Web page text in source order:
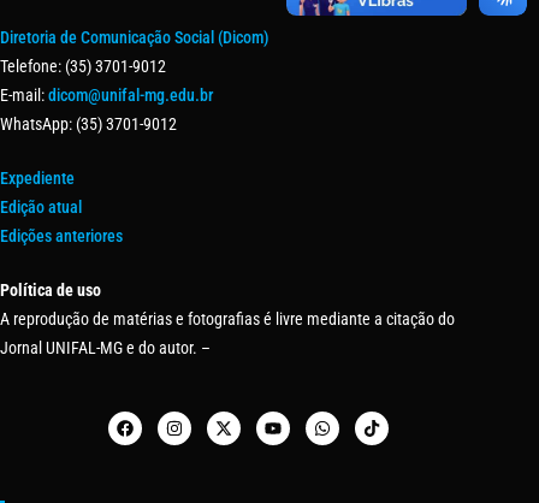
Diretoria de Comunicação Social (Dicom)
Telefone: (35) 3701-9012
E-mail:dicom@unifal-mg.edu.br
WhatsApp: (35) 3701-9012
Expediente
Edição atual
Edições anteriores
Política de uso
A reprodução de matérias e fotografias é livre mediante a citação do
Jornal UNIFAL-MG e do autor. –